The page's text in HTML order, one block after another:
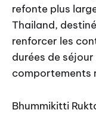
refonte plus
Thailand,
renforcer les
durées de
comportements
Bhummikitti